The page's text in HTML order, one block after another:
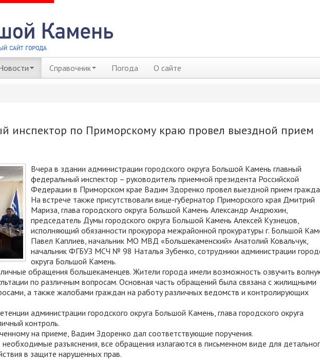
Справочник Погода О сайте
инспектор по Приморскому краю провел выездной прием
Вчера в здании администрации городского округа Большой Камень главный
федеральный инспектор – руководитель приемной президента Российской
Федерации в Приморском крае Вадим Здоренко провел выездной прием
На встрече также присутствовали вице-губернатор Приморского края Дмитрий
Мариза, глава городского округа Большой Камень Александр Андрюхин,
председатель Думы городского округа Большой Камень Алексей Кузнецов,
исполняющий обязанности прокурора межрайонной прокуратуры г. Большой
Павел Каплиев, начальник МО МВД «Большекаменский» Анатолий Ковальчук,
начальник ФГБУЗ МСЧ № 98 Наталья Зубенко, сотрудники администрации
округа Большой Камень.
обращения большекаменцев. Жители города имели возможность озвучить
по различным вопросам. Основная часть обращений была связана с жилищными
а также жалобами граждан на работу различных ведомств и контролирующих
администрации городского округа Большой Камень, глава городского округа
контроль.
на приеме, Вадим Здоренко дал соответствующие поручения.
разъяснения, все обращения излагаются в письменном виде для
в защите нарушенных прав.